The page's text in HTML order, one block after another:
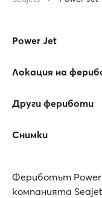
Power Jet
Локация на
Други фериботи
Снимки
Фериботът
компанията